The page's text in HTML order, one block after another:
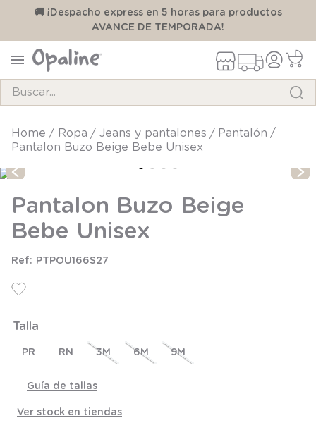
🚚 ¡Despacho express en 5 horas para productos
AVANCE DE TEMPORADA!
ropa jeans y pantalones
pantalón
Pantalon Buzo Beige Bebe Unisex
Pantalon Buzo Beige
Bebe Unisex
PTPOU166S27
Talla
PR RN 3M 6M 9M
Guía de tallas
Ver stock en tiendas
TÉRMINOS MÁS BUSCADOS
3.
zapatillas
4.
body
5
manta
8.
9.
saco